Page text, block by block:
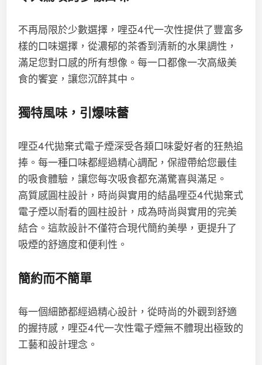
不再局限於少數選擇，哩亞4代一次性提供了豐富多
樣的口味選擇，從濃郁的茶香到清新的水果調性，
滿足您對口感的所有想像。每一口都像一次高級美
食的饗宴，讓您沉醉其中。
獨特風味，引爆味蕾
哩亞4代拋棄式電子煙深受各類口味愛好者的狂熱追
捧。每一種口味都經過精心調配，保證帶給您最佳
的吸食體驗，讓您每次吸食都充滿驚喜與滿足。
高質感圓柱設計，時尚與實用的結晶哩亞4代拋棄式
電子煙以耐看的圓柱設計，成為時尚與實用的完美
結合。這款設計不僅符合現代簡約美學，更提升了
吸煙的舒適度和便利性。
簡約而不簡單
每一個細節都經過精心設計，從時尚的外觀到舒適
的握持感，哩亞4代一次性電子煙無不體現出極致的
工藝和設計理念。